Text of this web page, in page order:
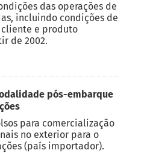
das operações de
incluindo condições de
e produto
de 2002.
pós-embarque
para comercialização
no exterior para o
(país importador).